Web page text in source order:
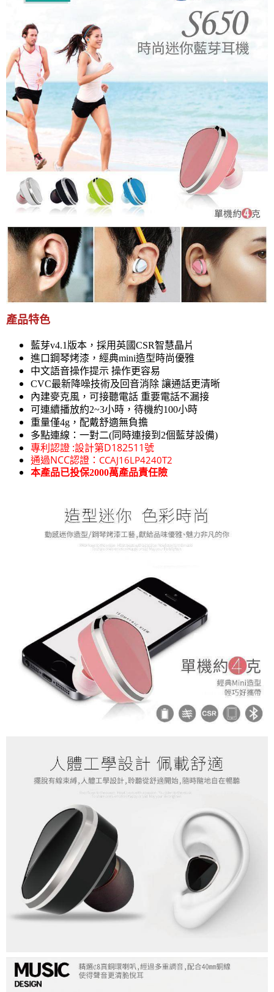
產品特色
藍芽v4.1版本，採用英國CSR智慧晶片
進口鋼琴烤漆， 經典mini造型時尚優雅
中文語音操作提示 操作更容易
CVC最新降噪技術及回音消除 讓通話更清晰
內建麥克風，可接聽電話 重要電話不漏接
可連續播放約2~3小時，待機約100小時
重量僅4g，配戴舒適無負擔
多點連線：一對二(同時連接到2個藍芽設備)
專利認證 :設計第D182511號
通過NCC認證： CCAJ16LP4240T2
本產品已投保2000萬產品責任險